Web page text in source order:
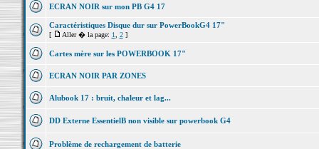
ECRAN NOIR sur mon PB G4 17
Caractéristiques Disque dur sur PowerBookG4 17"
[ Aller � la page: 1 2]
Cartes mère sur les POWERBOOK 17"
ECRAN NOIR PAR ZONES
Alubook 17 : bruit, chaleur et lag...
DD Externe EssentielB non visible sur powerbook G4
Problème de rechargement de batterie